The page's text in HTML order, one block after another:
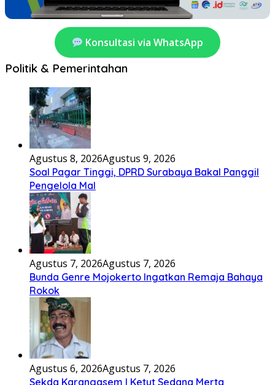
Konsultasi via WhatsApp
Politik & Pemerintahan
Agustus 8, 2026Agustus 9, 2026
Soal Pagar Tinggi, DPRD Surabaya Bakal Panggil
Pengelola Mal
Agustus 7, 2026Agustus 7, 2026
Bunda Genre Mojokerto Ingatkan Remaja Bahaya
Rokok
Agustus 6, 2026Agustus 7, 2026
Sekda Karangasem I Ketut Sedana Merta